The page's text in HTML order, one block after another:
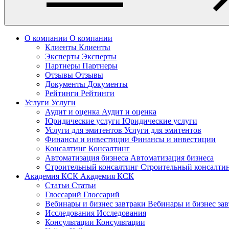
О компании О компании
Клиенты Клиенты
Эксперты Эксперты
Партнеры Партнеры
Отзывы Отзывы
Документы Документы
Рейтинги Рейтинги
Услуги Услуги
Аудит и оценка Аудит и оценка
Юридические услуги Юридические услуги
Услуги для эмитентов Услуги для эмитентов
Финансы и инвестиции Финансы и инвестиции
Консалтинг Консалтинг
Автоматизация бизнеса Автоматизация бизнеса
Строительный консалтинг Строительный
Академия КСК Академия КСК
Статьи Статьи
Глоссарий Глоссарий
Вебинары и бизнес завтраки Вебинары и бизнес
Исследования Исследования
Консультации Консультации